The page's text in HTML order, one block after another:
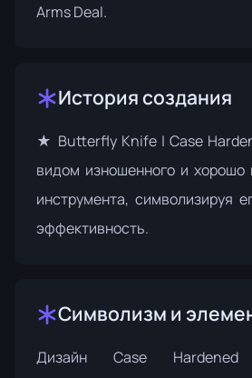
Arms Deal.
История создания
★ Butterfly Knife | Case
видом изношенного и хорошо
инструмента, символизируя
эффективность.
Символизм и
Дизайн Case Hardened